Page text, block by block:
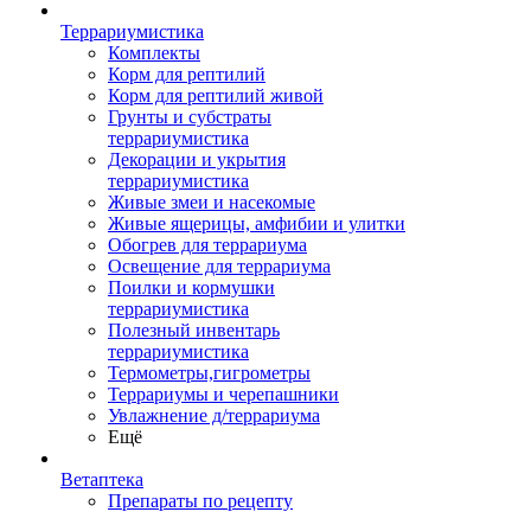
Террариумистика
Комплекты
Корм для рептилий
Корм для рептилий живой
Грунты и субстраты
террариумистика
Декорации и укрытия
террариумистика
Живые змеи и насекомые
Живые ящерицы, амфибии и улитки
Обогрев для террариума
Освещение для террариума
Поилки и кормушки
террариумистика
Полезный инвентарь
террариумистика
Термометры,гигрометры
Террариумы и черепашники
Увлажнение д/террариума
Ещё
Ветаптека
Препараты по рецепту